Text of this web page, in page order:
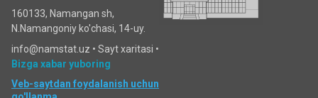
160133, Namangan sh,
N.Namangoniy ko'chasi, 14-uy.
info@namstat.uz • Sayt xaritasi •
Bizga xabar yuboring
Veb-saytdan foydalanish uchun